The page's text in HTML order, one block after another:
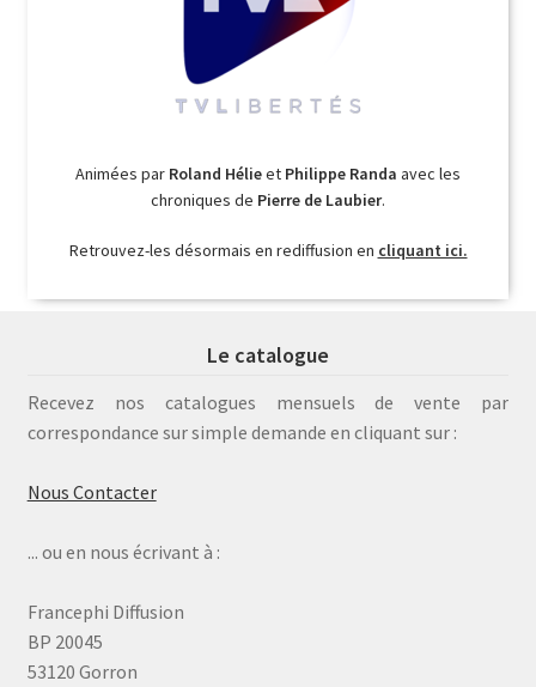
Animées par Roland Hélieet Philippe Randa avec les
chroniques de Pierre de Laubier.
Retrouvez-les désormais en rediffusion en cliquant ici.
Le catalogue
Recevez nos catalogues mensuels de vente par
correspondance sur simple demande en cliquant sur :
Nous Contacter
... ou en nous écrivant à :
Francephi Diffusion
BP 20045
53120 Gorron